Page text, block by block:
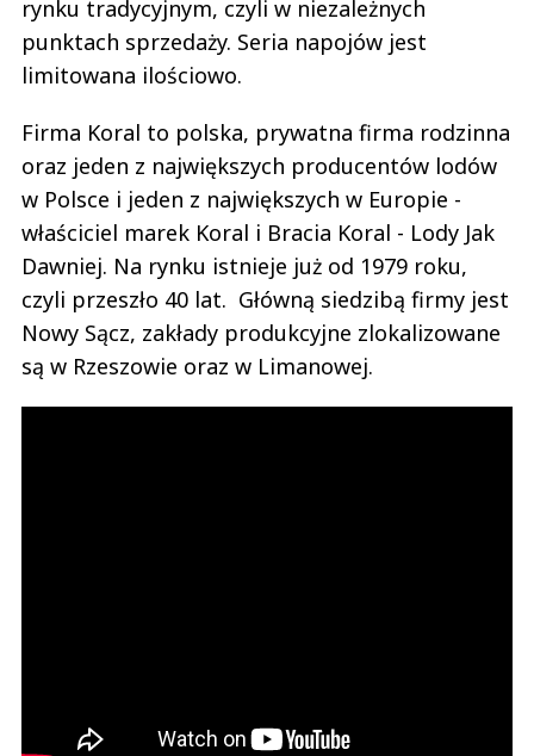
rynku tradycyjnym, czyli w niezależnych
punktach sprzedaży. Seria napojów jest
limitowana ilościowo.
Firma Koral to polska, prywatna firma rodzinna
oraz jeden z największych producentów lodów
w Polsce i jeden z największych w Europie -
właściciel marek Koral i Bracia Koral - Lody Jak
Dawniej. Na rynku istnieje już od 1979 roku,
czyli przeszło 40 lat. Główną siedzibą firmy jest
Nowy Sącz, zakłady produkcyjne zlokalizowane
są w Rzeszowie oraz w Limanowej.